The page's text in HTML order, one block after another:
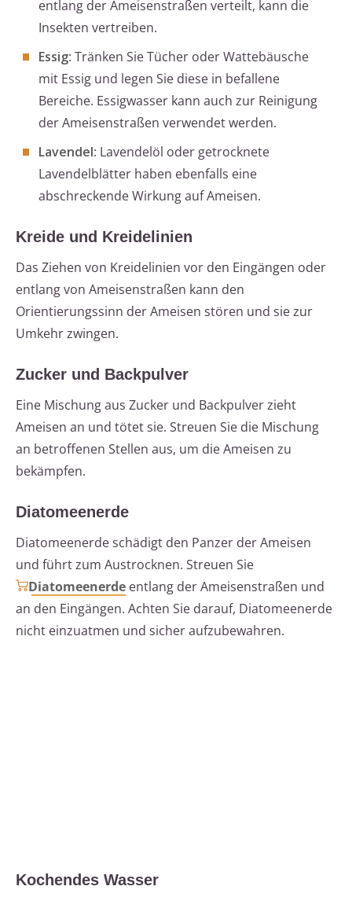
entlang der Ameisenstraßen verteilt, kann die
Insekten vertreiben.
Essig: Tränken Sie Tücher oder Wattebäusche
mit Essig und legen Sie diese in befallene
Bereiche. Essigwasser kann auch zur Reinigung
der Ameisenstraßen verwendet werden.
Lavendel: Lavendelöl oder getrocknete
Lavendelblätter haben ebenfalls eine
abschreckende Wirkung auf Ameisen.
Kreide und Kreidelinien
Das Ziehen von Kreidelinien vor den Eingängen oder
entlang von Ameisenstraßen kann den
Orientierungssinn der Ameisen stören und sie zur
Umkehr zwingen.
Zucker und Backpulver
Eine Mischung aus Zucker und Backpulver zieht
Ameisen an und tötet sie. Streuen Sie die Mischung
an betroffenen Stellen aus, um die Ameisen zu
bekämpfen.
Diatomeenerde
Diatomeenerde schädigt den Panzer der Ameisen
und führt zum Austrocknen. Streuen Sie
Diatomeenerde entlang der Ameisenstraßen und
an den Eingängen. Achten Sie darauf, Diatomeenerde
nicht einzuatmen und sicher aufzubewahren.
Kochendes Wasser